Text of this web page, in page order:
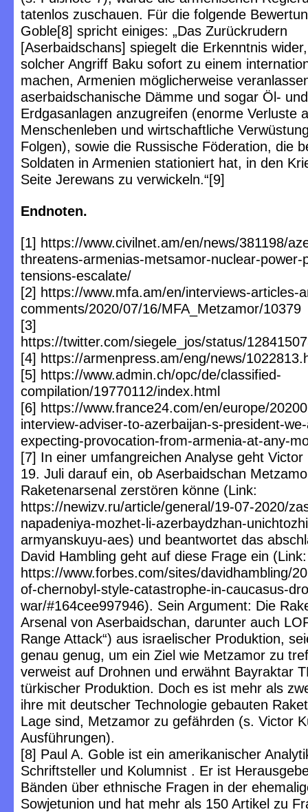
tatenlos zuschauen. Für die folgende
Goble[8] spricht einiges: „Das Zurückrudern
[Aserbaidschans] spiegelt die Erkenntnis
solcher Angriff Baku sofort zu einem
machen, Armenien möglicherweise
aserbaidschanische Dämme und sogar Öl- und
Erdgasanlagen anzugreifen (enorme Verluste
Menschenleben und wirtschaftliche
Folgen), sowie die Russische Föderation, die
Soldaten in Armenien stationiert hat, in den
Seite Jerewans zu verwickeln.“[9]
Endnoten.
[1] https://www.civilnet.am/en/news/381198/
threatens-armenias-metsamor-nuclear-power-
tensions-escalate/
[2] https://www.mfa.am/en/interviews-articles-
comments/2020/07/16/MFA_Metzamor/10379
[3]
https://twitter.com/siegele_jos/status/
[4] https://armenpress.am/eng/news/
[5] https://www.admin.ch/opc/de/classified-
compilation/19770112/index.html
[6] https://www.france24.com/en/europe/
interview-adviser-to-azerbaijan-s-president-
expecting-provocation-from-armenia-at-any-
[7] In einer umfangreichen Analyse geht
19. Juli darauf ein, ob Aserbaidschan
Raketenarsenal zerstören könne (Link:
https://newizv.ru/article/general/19-07-2020/
napadeniya-mozhet-li-azerbaydzhan-
armyanskuyu-aes) und beantwortet das
David Hambling geht auf diese Frage ein (Link:
https://www.forbes.com/sites/davidhambling/
of-chernobyl-style-catastrophe-in-caucasus-
war/#164cee997946). Sein Argument: Die
Arsenal von Aserbaidschan, darunter auch
Range Attack“) aus israelischer Produktion,
genau genug, um ein Ziel wie Metzamor zu
verweist auf Drohnen und erwähnt Bayraktar
türkischer Produktion. Doch es ist mehr als
ihre mit deutscher Technologie gebauten
Lage sind, Metzamor zu gefährden (s. Victor
Ausführungen).
[8] Paul A. Goble ist ein amerikanischer
Schriftsteller und Kolumnist . Er ist
Bänden über ethnische Fragen in der
Sowjetunion und hat mehr als 150 Artikel zu